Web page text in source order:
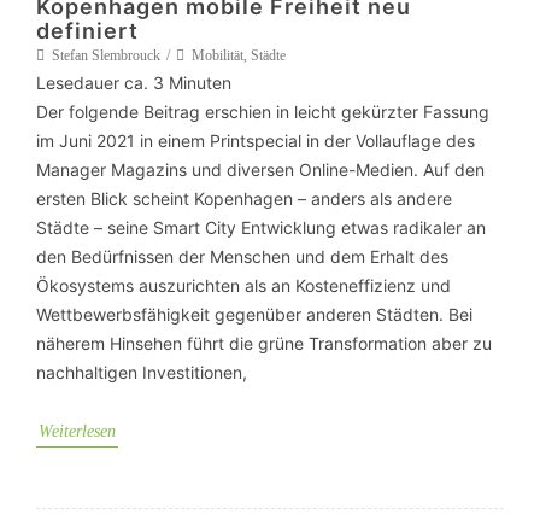
Kopenhagen mobile Freiheit neu
definiert
Stefan Slembrouck Mobilität, Städte
Lesedauer ca. 3 Minuten
Der folgende Beitrag erschien in leicht gekürzter Fassung
im Juni 2021 in einem Printspecial in der Vollauflage des
Manager Magazins und diversen Online-Medien. Auf den
ersten Blick scheint Kopenhagen – anders als andere
Städte – seine Smart City Entwicklung etwas radikaler an
den Bedürfnissen der Menschen und dem Erhalt des
Ökosystems auszurichten als an Kosteneffizienz und
Wettbewerbsfähigkeit gegenüber anderen Städten. Bei
näherem Hinsehen führt die grüne Transformation aber zu
nachhaltigen Investitionen,
Weiterlesen